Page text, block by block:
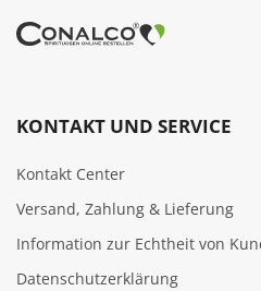
KONTAKT UND SERVICE
Kontakt Center
Versand, Zahlung & Lieferung
Information zur Echtheit von
Datenschutzerklärung